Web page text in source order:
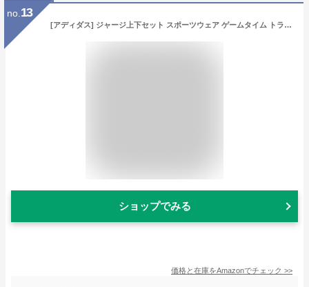
no. 13
[アディダス] ジャージ上下セット スポーツウェア ゲームタイム トラックスーツ MMA81 レディース カーボン(H67028) J/M
ショップでみる
価格と在庫をAmazonでチェック >>